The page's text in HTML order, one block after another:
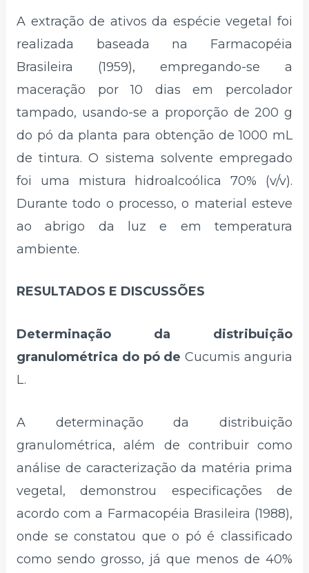
A extração de ativos da espécie vegetal foi
realizada baseada na Farmacopéia
Brasileira (1959), empregando-se a
maceração por 10 dias em percolador
tampado, usando-se a proporção de 200 g
do pó da planta para obtenção de 1000 mL
de tintura. O sistema solvente empregado
foi uma mistura hidroalcoólica 70% (v/v).
Durante todo o processo, o material esteve
ao abrigo da luz e em temperatura
ambiente.
RESULTADOS E DISCUSSÕES
Determinação da distribuição
granulométrica do pó deCucumis anguria
L.
A determinação da distribuição
granulométrica, além de contribuir como
análise de caracterização da matéria prima
vegetal, demonstrou especificações de
acordo com a Farmacopéia Brasileira (1988),
onde se constatou que o pó é classificado
como sendo grosso, já que menos de 40%